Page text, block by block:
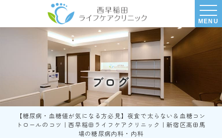
MENU
ブログ
【糖尿病・血糖値が気になる方必見】夜食で太らない＆血糖コン
トロールのコツ｜西早稲田ライフケアクリニック｜新宿区高田馬
場の糖尿病内科・内科